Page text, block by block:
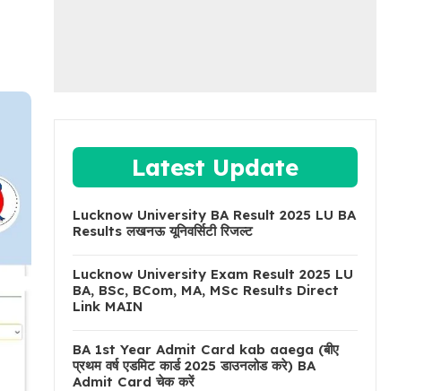
Latest Update
Lucknow University BA Result 2025 LU BA
Results लखनऊ यूनिवर्सिटी रिजल्ट
Lucknow University Exam Result 2025 LU
BA, BSc, BCom, MA, MSc Results Direct
Link MAIN
BA 1st Year Admit Card kab aaega (बीए
प्रथम वर्ष एडमिट कार्ड 2025 डाउनलोड करे) BA
Admit Card चेक करें